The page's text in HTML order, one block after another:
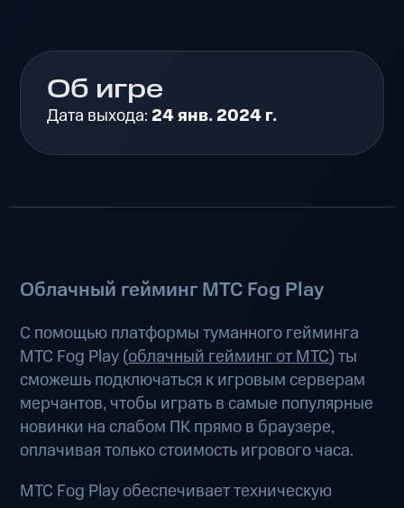
Об игре
Дата выхода: 24 янв. 2024 г.
Облачный гейминг МТС Fog Play
С помощью платформы туманного гейминга
МТС Fog Play (облачный гейминг от МТС) ты
сможешь подключаться к игровым серверам
мерчантов, чтобы играть в самые популярные
новинки на слабом ПК прямо в браузере,
оплачивая только стоимость игрового часа.
МТС Fog Play обеспечивает техническую